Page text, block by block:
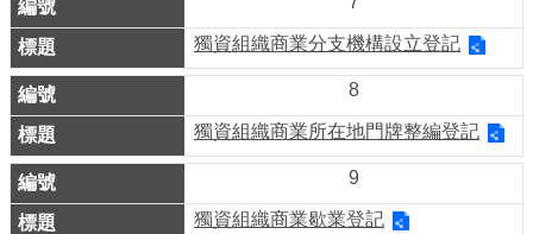
登
記
服
務
商
業
管
獨資組織商業分支機構設立登記
8
獨資組織商業所在地門牌整編登記
9
獨資組織商業歇業登記